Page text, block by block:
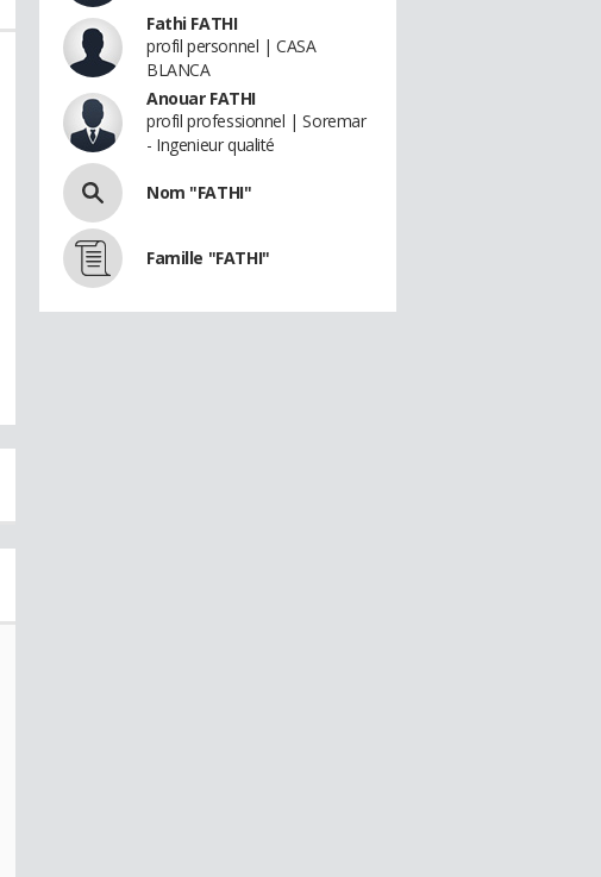
Fathi FATHI
profil personnel | CASA
BLANCA
Anouar FATHI
profil professionnel | Soremar
- Ingenieur qualité
Nom "FATHI"
Famille "FATHI"